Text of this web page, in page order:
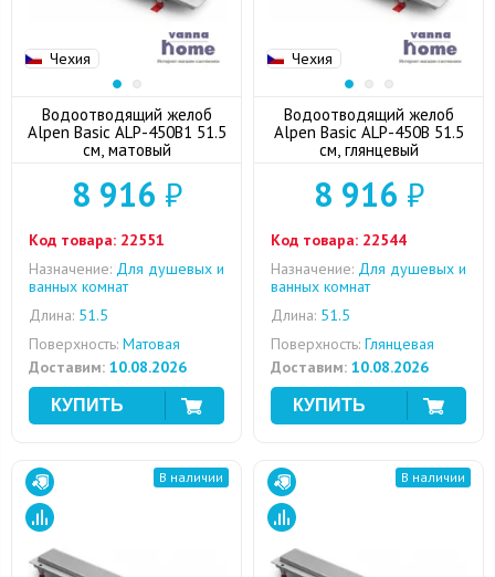
Чехия
Водоотводящий желоб
Alpen Basic ALP-450B1 51.5
см, матовый
8 916 ₽
Код товара: 22551
Назначение: Для душевых и
ванных комнат
Длина: 51.5
Поверхность: Матовая
Доставим: 10.08.2026
Чехия
Водоотводящий желоб
Alpen Basic ALP-450B 51.5
см, глянцевый
8 916 ₽
Код товара: 22544
Назначение: Для душевых и
ванных комнат
Длина: 51.5
Поверхность: Глянцевая
Доставим: 10.08.2026
В наличии В наличии